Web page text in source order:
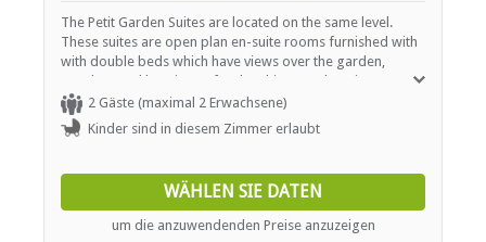
EINRICHTUNGEN AUF DEM GELÄNDE
Trockenreinigung
Garten(e)
Gästelounge mit TV
Zimmerreinigung (täglich)
Wäscheservice
Parkplatz (Garage)
Parkplatz (abseits der Straße)
Parken (verdeckt)
The Petit Garden Suites are located on the same level.
These suites are open plan en-suite rooms furnished with
with double beds which have views over the garden,
gazebos and braai area for the ultimate relaxation
experience. The sauna, steam room and Jacuzzi are close
by to these suites.
2 Gäste (maximal 2 Erwachsene)
Kinder sind in diesem Zimmer erlaubt
WÄHLEN SIE DATEN
um die anzuwendenden Preise anzuzeigen